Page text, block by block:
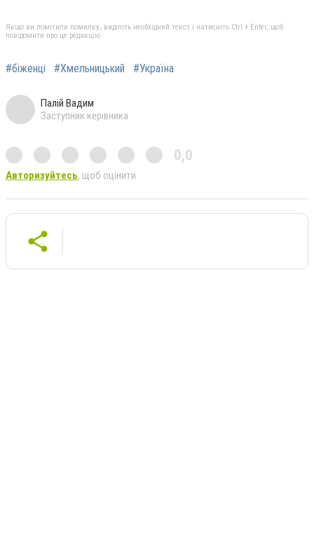
Якщо ви помітили помилку, виділіть необхідний текст і натисніть Ctrl + Enter, щоб
повідомити про це редакцію
#біженці #Хмельницький #Україна
Палій Вадим
Заступник керівника
0,0
Авторизуйтесь, щоб оцінити